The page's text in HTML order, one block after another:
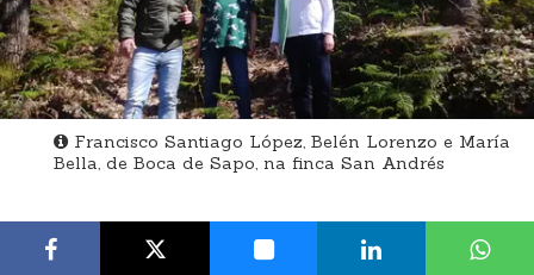
Francisco Santiago López, Belén Lorenzo e María
Bella, de Boca de Sapo, na finca San Andrés